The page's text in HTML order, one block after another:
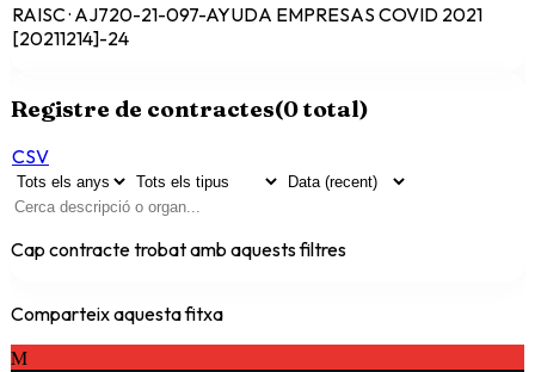
RAISC · AJ720-21-097-AYUDA EMPRESAS COVID 2021
[20211214]-24
Registre de contractes(0total)
CSV
Cap contracte trobat amb aquests filtres
Comparteix aquesta fitxa
M